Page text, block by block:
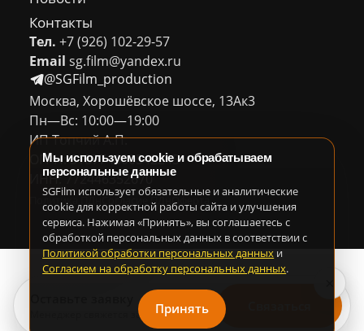
Менеджер свяжется за 30 минут
Контакты
Тел. +7 (926) 102-29-57
Email sg.film@yandex.ru
@SGFilm_production
Москва, Хорошёвское шоссе, 13Ак3
Пн—Вс: 10:00—19:00
ИП Топчий А.П.
ОГРН: 318774600542245
ИНН: 772446352670
Политика ПДнСогласие ПДнОферта
Мы используем cookie и обрабатываем
персональные данные
SGFilm использует обязательные и аналитические
cookie для корректной работы сайта и улучшения
сервиса. Нажимая «Принять», вы соглашаетесь с
обработкой персональных данных в соответствии с
Политикой обработки персональных данных и
Согласием на обработку персональных данных.
Принять